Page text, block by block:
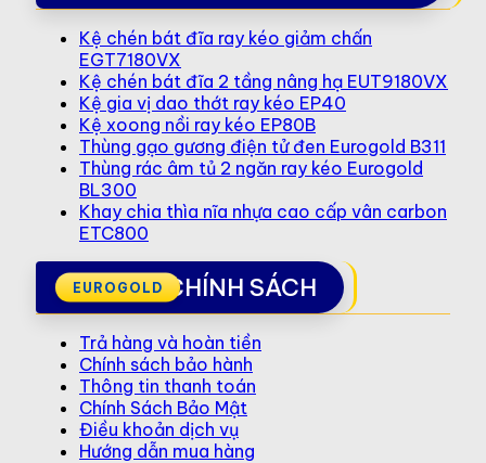
Kệ chén bát đĩa ray kéo giảm chấn
EGT7180VX
Kệ chén bát đĩa 2 tầng nâng hạ EUT9180VX
Kệ gia vị dao thớt ray kéo EP40
Kệ xoong nồi ray kéo EP80B
Thùng gạo gương điện tử đen Eurogold B311
Thùng rác âm tủ 2 ngăn ray kéo Eurogold
BL300
Khay chia thìa nĩa nhựa cao cấp vân carbon
ETC800
CHÍNH SÁCH
Trả hàng và hoàn tiền
Chính sách bảo hành
Thông tin thanh toán
Chính Sách Bảo Mật
Điều khoản dịch vụ
Hướng dẫn mua hàng